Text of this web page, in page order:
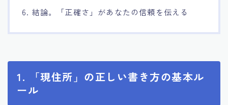
6. 結論。「正確さ」があなたの信頼を伝える
1. 「現住所」の正しい書き方の基本ル
ール